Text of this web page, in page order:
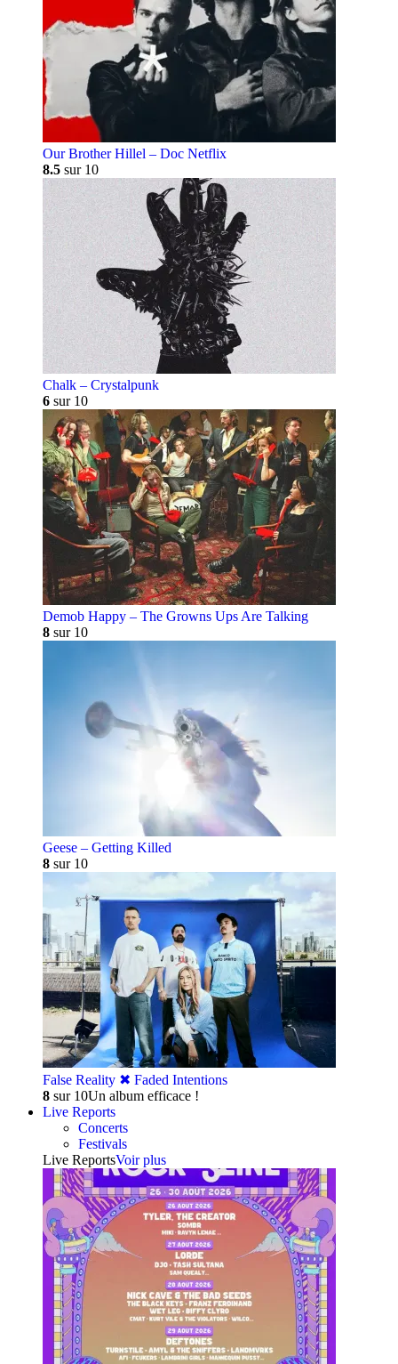
Our Brother Hillel – Doc Netflix
8.5 sur 10
Chalk – Crystalpunk
6 sur 10
Demob Happy – The Growns Ups Are Talking
8 sur 10
Geese – Getting Killed
8 sur 10
False Reality ✖︎ Faded Intentions
8 sur 10Un album efficace !
Live Reports
Concerts
Festivals
Live ReportsVoir plus